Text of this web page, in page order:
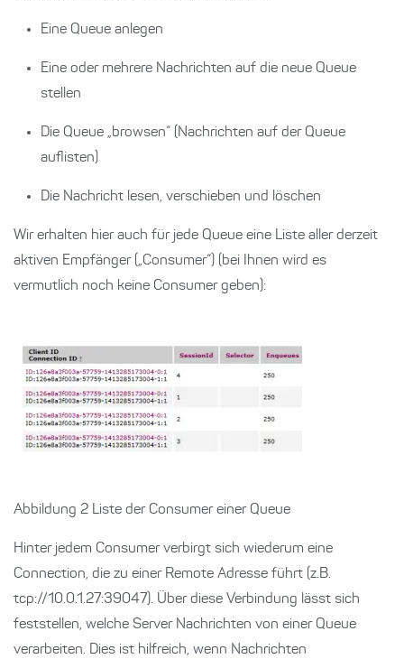
Eine Queue anlegen
Eine oder mehrere Nachrichten auf die neue Queue
stellen
Die Queue „browsen“ (Nachrichten auf der Queue
auflisten)
Die Nachricht lesen, verschieben und löschen
Wir erhalten hier auch für jede Queue eine Liste aller derzeit
aktiven Empfänger („Consumer“) (bei Ihnen wird es
vermutlich noch keine Consumer geben):
Abbildung 2 Liste der Consumer einer Queue
Hinter jedem Consumer verbirgt sich wiederum eine
Connection, die zu einer Remote Adresse führt (z.B.
tcp://10.0.1.27:39047). Über diese Verbindung lässt sich
feststellen, welche Server Nachrichten von einer Queue
verarbeiten. Dies ist hilfreich, wenn Nachrichten